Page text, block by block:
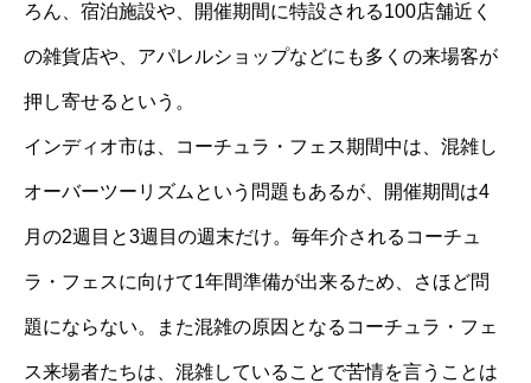
ろん、宿泊施設や、開催期間に特設される100店舗近く
の雑貨店や、アパレルショップなどにも多くの来場客が
押し寄せるという。
インディオ市は、コーチュラ・フェス期間中は、混雑し
オーバーツーリズムという問題もあるが、開催期間は4
月の2週目と3週目の週末だけ。毎年介されるコーチュ
ラ・フェスに向けて1年間準備が出来るため、さほど問
題にならない。また混雑の原因となるコーチュラ・フェ
ス来場者たちは、混雑していることで苦情を言うことは